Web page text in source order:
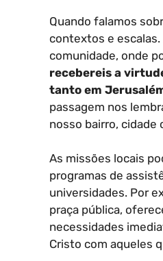
Quando falamos
contextos e escalas.
comunidade, onde
recebereis a
tanto em
passagem nos
nosso bairro, cidade
As missões locais
programas de
universidades. Por
praça pública,
necessidades
Cristo com aqueles